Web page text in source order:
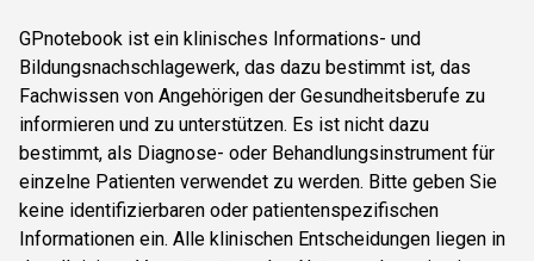
GPnotebook ist ein klinisches Informations- und
Bildungsnachschlagewerk, das dazu bestimmt ist, das
Fachwissen von Angehörigen der Gesundheitsberufe zu
informieren und zu unterstützen. Es ist nicht dazu
bestimmt, als Diagnose- oder Behandlungsinstrument für
einzelne Patienten verwendet zu werden. Bitte geben Sie
keine identifizierbaren oder patientenspezifischen
Informationen ein. Alle klinischen Entscheidungen liegen in